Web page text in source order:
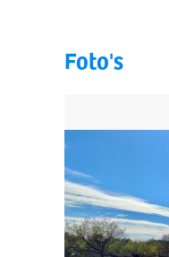
Foto's